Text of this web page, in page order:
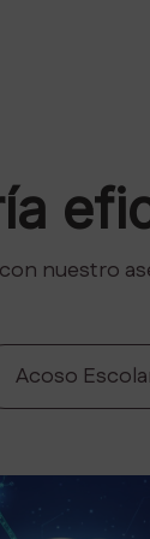
nuestro
Acoso